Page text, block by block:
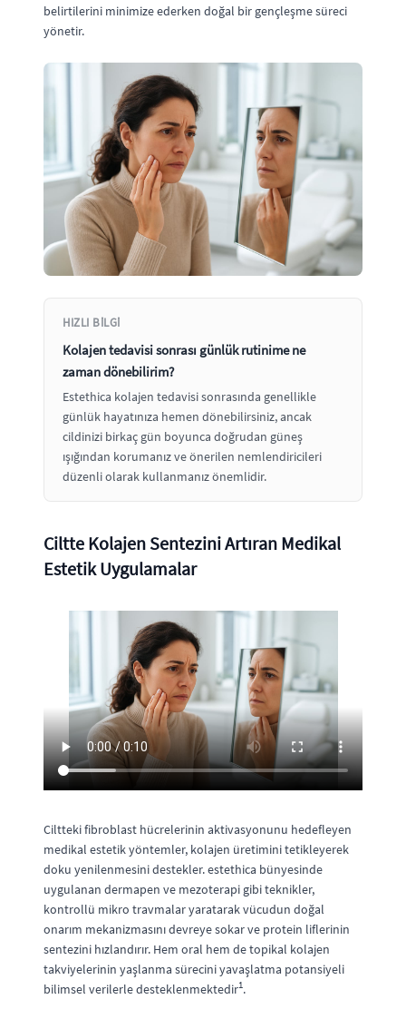
belirtilerini minimize ederken doğal bir gençleşme süreci
yönetir.
HIZLI BILGI
Kolajen tedavisi sonrası günlük rutinime ne
zaman dönebilirim?
Estethica kolajen tedavisi sonrasında genellikle
günlük hayatınıza hemen dönebilirsiniz, ancak
cildinizi birkaç gün boyunca doğrudan güneş
ışığından korumanız ve önerilen nemlendiricileri
düzenli olarak kullanmanız önemlidir.
Ciltte Kolajen Sentezini Artıran Medikal
Estetik Uygulamalar
Ciltteki fibroblast hücrelerinin aktivasyonunu hedefleyen
medikal estetik yöntemler, kolajen üretimini tetikleyerek
doku yenilenmesini destekler. estethica bünyesinde
uygulanan dermapen ve mezoterapi gibi teknikler,
kontrollü mikro travmalar yaratarak vücudun doğal
onarım mekanizmasını devreye sokar ve protein liflerinin
sentezini hızlandırır. Hem oral hem de topikal kolajen
takviyelerinin yaşlanma sürecini yavaşlatma potansiyeli
bilimsel verilerle desteklenmektedir1.